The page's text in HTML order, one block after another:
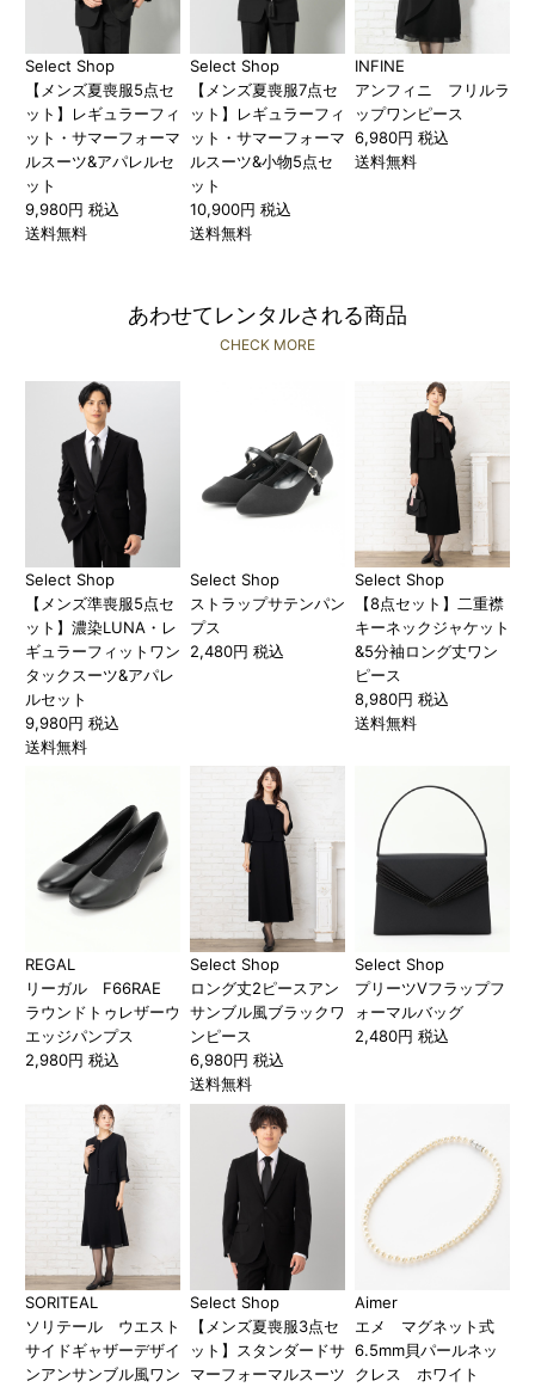
Select Shop
【メンズ夏喪服5点セ
ット】レギュラーフィ
ット・サマーフォーマ
ルスーツ&アパレルセ
ット
9,980円 税込
送料無料
Select Shop
【メンズ夏喪服7点セ
ット】レギュラーフィ
ット・サマーフォーマ
ルスーツ&小物5点セ
ット
10,900円 税込
送料無料
INFINE
アンフィニ フリルラ
ップワンピース
6,980円 税込
送料無料
あわせてレンタルされる商品
CHECK MORE
Select Shop
【メンズ準喪服5点セ
ット】濃染LUNA・レ
ギュラーフィットワン
タックスーツ&アパレ
ルセット
9,980円 税込
送料無料
Select Shop
ストラップサテンパン
プス
2,480円 税込
Select Shop
【8点セット】二重襟
キーネックジャケット
&5分袖ロング丈ワン
ピース
8,980円 税込
送料無料
REGAL
リーガル F66RAE
ラウンドトゥレザーウ
エッジパンプス
2,980円 税込
Select Shop
ロング丈2ピースアン
サンブル風ブラックワ
ンピース
6,980円 税込
送料無料
Select Shop
プリーツVフラップフ
ォーマルバッグ
2,480円 税込
SORITEAL
ソリテール ウエスト
サイドギャザーデザイ
ンアンサンブル風ワン
Select Shop
【メンズ夏喪服3点セ
ット】スタンダードサ
マーフォーマルスーツ
Aimer
エメ マグネット式
6.5mm貝パールネッ
クレス ホワイト